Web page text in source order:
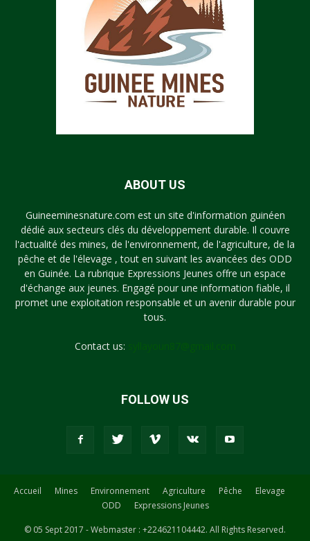
ABOUT US
Guineeminesnature.com est un site d'information guinéen
dédié aux secteurs clés du développement durable. Il couvre
l'actualité des mines, de l'environnement, de l'agriculture, de la
pêche et de l'élevage , tout en suivant les avancées des ODD
en Guinée. La rubrique Expressions Jeunes offre un espace
d'échange aux jeunes. Engagé pour une information fiable, il
promet une exploitation responsable et un avenir durable pour
tous.
Contact us:
FOLLOW US
Accueil Mines Environnement Agriculture Pêche
Elevage
ODD
Expressions Jeunes
© 05 Sept 2017 - Webmaster : +224621104442. All Rights Reserved.